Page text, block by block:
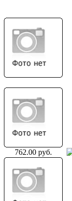
762.00 руб.